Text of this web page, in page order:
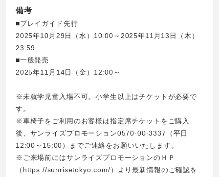
備考
■プレイガイド先行
2025年10月29日（水）10:00～2025年11月13日（木）
23:59
■一般発売
2025年11月14日（金）12:00～
※未就学児童入場不可。小学生以上はチケットが必要で
す。
※車椅子をご利用のお客様は指定席チケットをご購入
後、サンライズプロモーション0570-00-3337（平日
12:00～15:00）までご連絡をお願いいたします。
※ご来場前にはサンライズプロモーションのＨＰ
（https://sunrisetokyo.com/）より最新情報のご確認を